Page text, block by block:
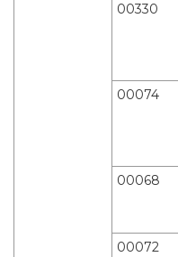
00330
00074
00068
00072